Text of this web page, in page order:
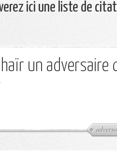
ici une liste de
un adversaire